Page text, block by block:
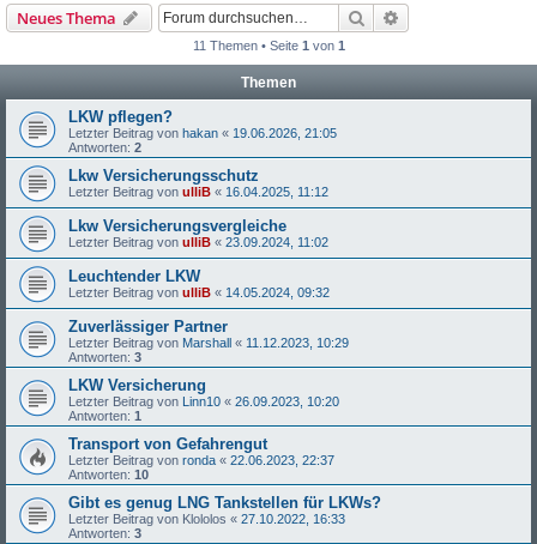
Neues Thema Suche
11 Themen • Seite 1 von 1
Themen
LKW pflegen?
Letzter Beitrag von hakan « 19.06.2026, 21:05
Antworten: 2
Lkw Versicherungsschutz
Letzter Beitrag von ulliB « 16.04.2025, 11:12
Lkw Versicherungsvergleiche
Letzter Beitrag von ulliB « 23.09.2024, 11:02
Leuchtender LKW
Letzter Beitrag von ulliB « 14.05.2024, 09:32
Zuverlässiger Partner
Letzter Beitrag von Marshall « 11.12.2023, 10:29
Antworten: 3
LKW Versicherung
Letzter Beitrag von Linn10 « 26.09.2023, 10:20
Antworten: 1
Transport von Gefahrengut
Letzter Beitrag von ronda « 22.06.2023, 22:37
Antworten: 10
Gibt es genug LNG Tankstellen für LKWs?
Letzter Beitrag von Klololos « 27.10.2022, 16:33
Antworten: 3